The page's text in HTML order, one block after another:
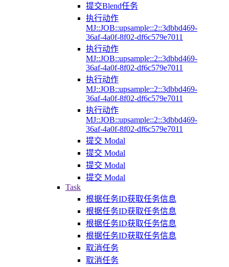
提交Blend任务
执行动作
MJ::JOB::upsample::2::3dbbd469-
36af-4a0f-8f02-df6c579e7011
执行动作
MJ::JOB::upsample::2::3dbbd469-
36af-4a0f-8f02-df6c579e7011
执行动作
MJ::JOB::upsample::2::3dbbd469-
36af-4a0f-8f02-df6c579e7011
执行动作
MJ::JOB::upsample::2::3dbbd469-
36af-4a0f-8f02-df6c579e7011
提交 Modal
提交 Modal
提交 Modal
提交 Modal
Task
根据任务ID获取任务信息
根据任务ID获取任务信息
根据任务ID获取任务信息
根据任务ID获取任务信息
取消任务
取消任务